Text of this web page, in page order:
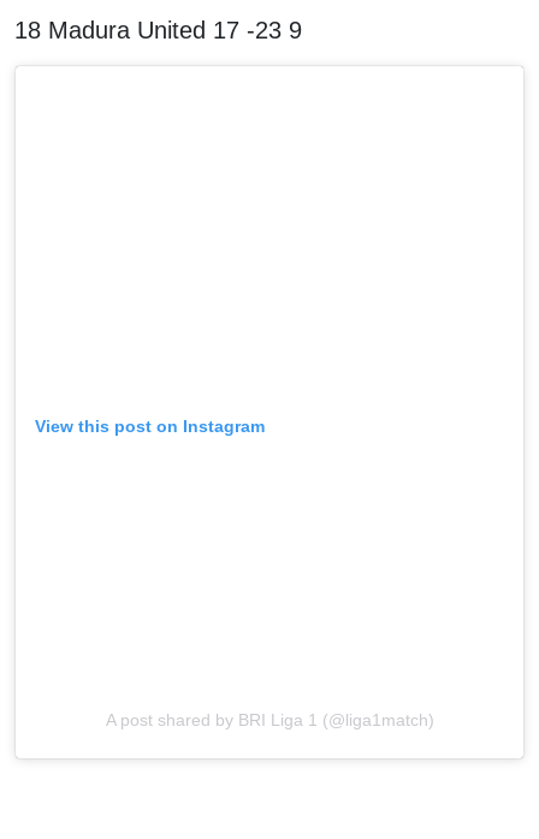
18 Madura United 17 -23 9
View this post on Instagram
A post shared by BRI Liga 1 (@liga1match)